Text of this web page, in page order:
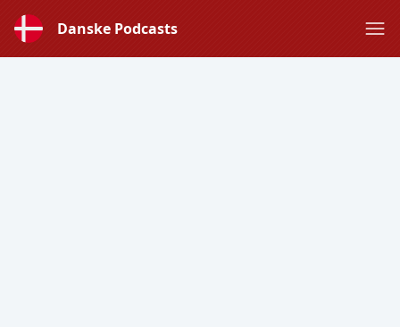
Danske Podcasts